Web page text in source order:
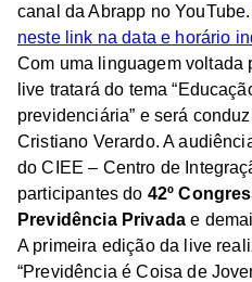
canal da Abrapp no
neste link na data e horário
Com uma linguagem voltada
live tratará do tema
previdenciária” e será
Cristiano Verardo. A
do CIEE – Centro de
participantes do 42º
Previdência Privada e
A primeira edição da live
“Previdência é Coisa de